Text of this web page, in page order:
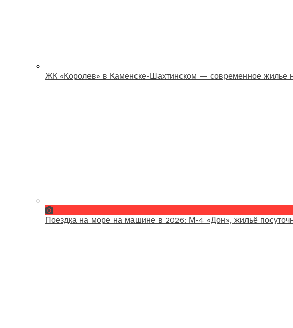
ЖК «Королев» в Каменске-Шахтинском — современное жилье
Поездка на море на машине в 2026: М-4 «Дон», жильё